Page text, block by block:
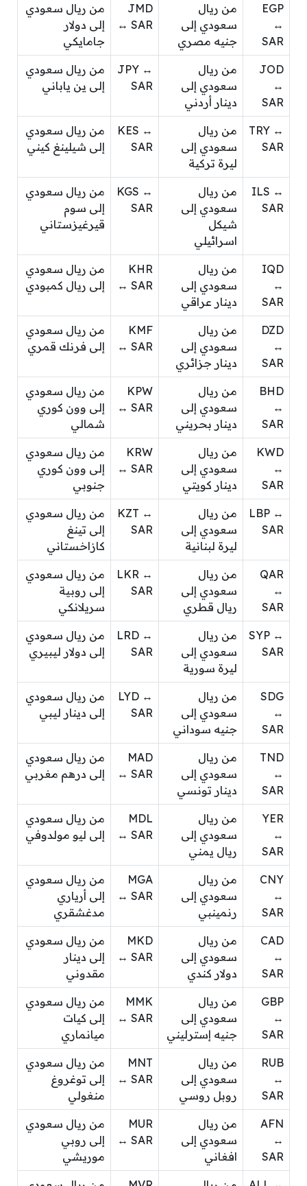
EGP
↔
SAR
من ريال
سعودي إلى
جنيه مصري
JMD
↔ SAR
من ريال سعودي
إلى دولار
جامايكي
JOD
↔
SAR
من ريال
سعودي إلى
دينار أردني
JPY ↔
SAR
من ريال سعودي
إلى ين ياباني
TRY ↔
SAR
من ريال
سعودي إلى
ليرة تركية
KES ↔
SAR
من ريال سعودي
إلى شيلينغ كيني
ILS ↔
SAR
من ريال
سعودي إلى
شيكل
اسرائيلي
KGS ↔
SAR
من ريال سعودي
إلى سوم
قيرغيزستاني
IQD
↔
SAR
من ريال
سعودي إلى
دينار عراقي
KHR
↔ SAR
من ريال سعودي
إلى ريال كمبودي
DZD
↔
SAR
من ريال
سعودي إلى
دينار جزائري
KMF
↔ SAR
من ريال سعودي
إلى فرنك قمري
BHD
↔
SAR
من ريال
سعودي إلى
دينار بحريني
KPW
↔ SAR
من ريال سعودي
إلى وون كوري
شمالي
KWD
↔
SAR
من ريال
سعودي إلى
دينار كويتي
KRW
↔ SAR
من ريال سعودي
إلى وون كوري
جنوبي
LBP ↔
SAR
من ريال
سعودي إلى
ليرة لبنانية
KZT ↔
SAR
من ريال سعودي
إلى تينغ
كازاخستاني
QAR
↔
SAR
من ريال
سعودي إلى
ريال قطري
LKR ↔
SAR
من ريال سعودي
إلى روبية
سريلانكي
SYP ↔
SAR
من ريال
سعودي إلى
ليرة سورية
LRD ↔
SAR
من ريال سعودي
إلى دولار ليبيري
SDG
↔
SAR
من ريال
سعودي إلى
جنيه سوداني
LYD ↔
SAR
من ريال سعودي
إلى دينار ليبي
TND
↔
SAR
من ريال
سعودي إلى
دينار تونسي
MAD
↔ SAR
من ريال سعودي
إلى درهم مغربي
YER
↔
SAR
من ريال
سعودي إلى
ريال يمني
MDL
↔ SAR
من ريال سعودي
إلى ليو مولدوفي
CNY
↔
SAR
من ريال
سعودي إلى
رنمينبي
MGA
↔ SAR
من ريال سعودي
إلى أرياري
مدغشقري
CAD
↔
SAR
من ريال
سعودي إلى
دولار كندي
MKD
↔ SAR
من ريال سعودي
إلى دينار
مقدوني
GBP
↔
SAR
من ريال
سعودي إلى
جنيه إسترليني
MMK
↔ SAR
من ريال سعودي
إلى كيات
ميانماري
RUB
↔
SAR
من ريال
سعودي إلى
روبل روسي
MNT
↔ SAR
من ريال سعودي
إلى توغروغ
منغولي
AFN
↔
SAR
من ريال
سعودي إلى
افغاني
MUR
↔ SAR
من ريال سعودي
إلى روبي
موريشي